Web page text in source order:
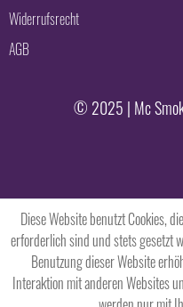
Widerrufsrecht
AGB
© 2025 | Mc
Diese Website benutzt Cookies,
erforderlich sind und stets gesetzt
Benutzung dieser Website
Interaktion mit anderen Websites